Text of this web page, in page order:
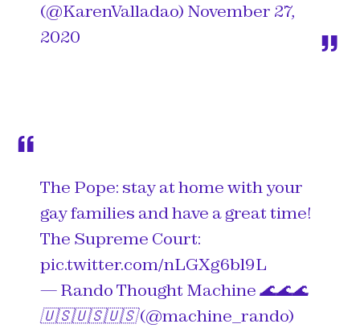
(@KarenValladao) November 27,
2020
The Pope: stay at home with your
gay families and have a great time!
The Supreme Court:
pic.twitter.com/nLGXg6bl9L
— Rando Thought Machine 🌊🌊🌊
🇺🇸🇺🇸🇺🇸 (@machine_rando)